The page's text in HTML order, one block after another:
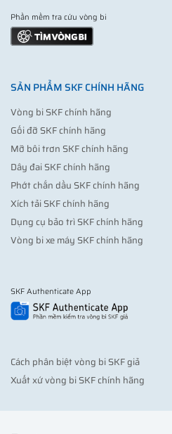
Phần mềm tra cứu vòng bi
SẢN PHẨM SKF CHÍNH HÃNG
Vòng bi SKF chính hãng
Gối đỡ SKF chính hãng
Mỡ bôi trơn SKF chính hãng
Dây đai SKF chính hãng
Phớt chắn dầu SKF chính hãng
Xích tải SKF chính hãng
Dụng cụ bảo trì SKF chính hãng
Vòng bi xe máy SKF chính hãng
SKF Authenticate App
Cách phân biệt vòng bi SKF giả
Xuất xứ vòng bi SKF chính hãng